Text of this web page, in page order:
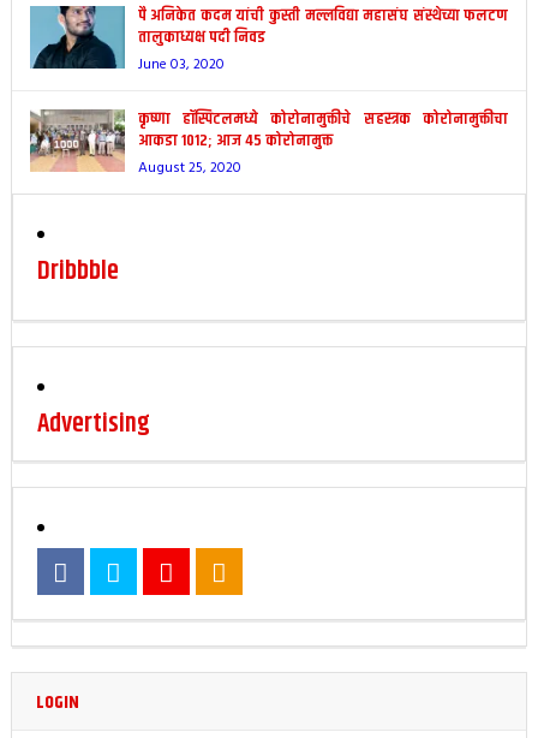
पै अनिकेत कदम यांची कुस्ती मल्लविद्या महासंघ संस्थेच्या फलटण
तालुकाध्यक्ष पदी निवड
June 03, 2020
कृष्णा हॉस्पिटलमध्ये कोरोनामुक्तीचे सहस्त्रक कोरोनामुक्तीचा
आकडा 1012; आज 45 कोरोनामुक्त
August 25, 2020
Dribbble
Advertising
LOGIN